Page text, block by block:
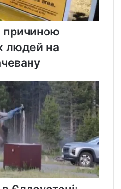
причиною
людей на